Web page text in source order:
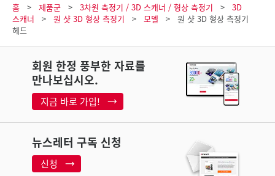
홈 제품군 3차원 측정기 / 3D 스캐너 / 형상 측정기
3D
스캐너
원 샷 3D 형상 측정기 모델
원 샷 3D 형상 측정기
헤드
회원 한정 풍부한 자료를
만나보십시오.
지금 바로 가입!
뉴스레터 구독 신청
신청